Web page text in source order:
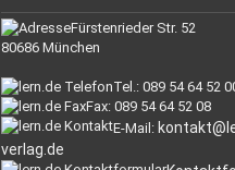
Fürstenrieder Str. 52
80686 München
Tel.: 089 54 64 52
Fax: 089 54 64 52 08
E-Mail:
verlag.de